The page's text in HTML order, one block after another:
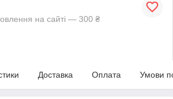
на сайті — 300 ₴
Доставка Оплата Умови